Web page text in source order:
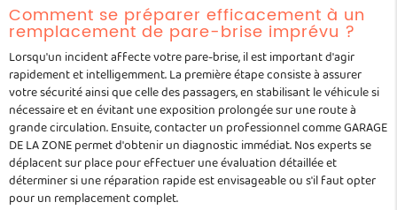
Comment se préparer efficacement à un
remplacement de pare-brise imprévu ?
Lorsqu'un incident affecte votre pare-brise, il est important d'agir
rapidement et intelligemment. La première étape consiste à assurer
votre sécurité ainsi que celle des passagers, en stabilisant le véhicule si
nécessaire et en évitant une exposition prolongée sur une route à
grande circulation. Ensuite, contacter un professionnel comme GARAGE
DE LA ZONE permet d'obtenir un diagnostic immédiat. Nos experts se
déplacent sur place pour effectuer une évaluation détaillée et
déterminer si une réparation rapide est envisageable ou s'il faut opter
pour un remplacement complet.